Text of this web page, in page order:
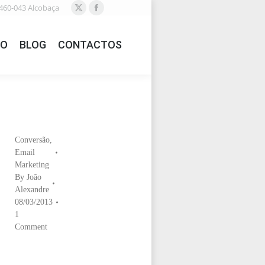
043 Alcobaça
X
opens
Facebook
opens
BLOG CONTACTOS
Conversão,
Email
Marketing
By João
Alexandre
08/03/2013
1
Comment